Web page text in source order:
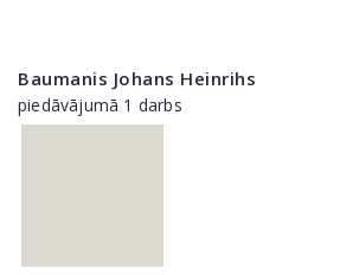
Baumanis Johans Heinrihs
piedāvājumā 1 darbs